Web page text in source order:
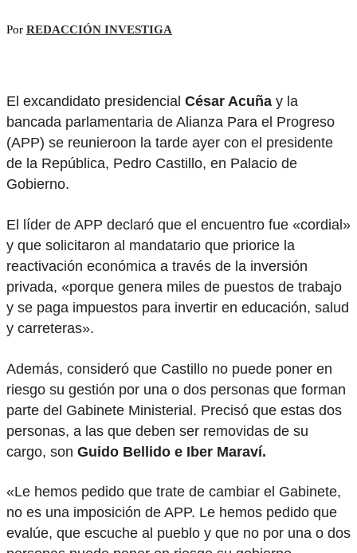
Por REDACCIÓN INVESTIGA
El excandidato presidencial César Acuña y la
bancada parlamentaria de Alianza Para el Progreso
(APP) se reunieroon la tarde ayer con el presidente
de la República, Pedro Castillo, en Palacio de
Gobierno.
El líder de APP declaró que el encuentro fue «cordial»
y que solicitaron al mandatario que priorice la
reactivación económica a través de la inversión
privada, «porque genera miles de puestos de trabajo
y se paga impuestos para invertir en educación, salud
y carreteras».
Además, consideró que Castillo no puede poner en
riesgo su gestión por una o dos personas que forman
parte del Gabinete Ministerial. Precisó que estas dos
personas, a las que deben ser removidas de su
cargo, son Guido Bellido e Iber Maraví.
«Le hemos pedido que trate de cambiar el Gabinete,
no es una imposición de APP. Le hemos pedido que
evalúe, que escuche al pueblo y que no por una o dos